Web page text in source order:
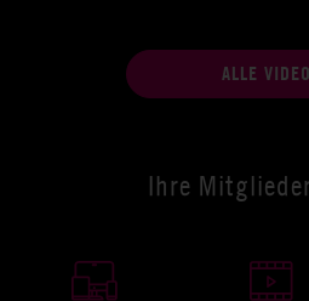
ALLE
Ihre